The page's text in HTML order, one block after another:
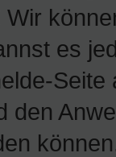
es
den